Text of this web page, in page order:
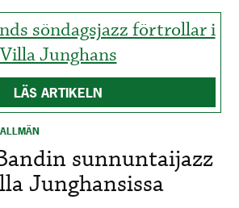
söndagsjazz förtrollar i
Villa Junghans
LÄS ARTIKELN
sunnuntaijazz
Junghansissa